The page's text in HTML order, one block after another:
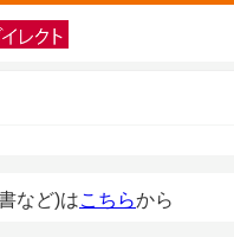
など)はこちらから